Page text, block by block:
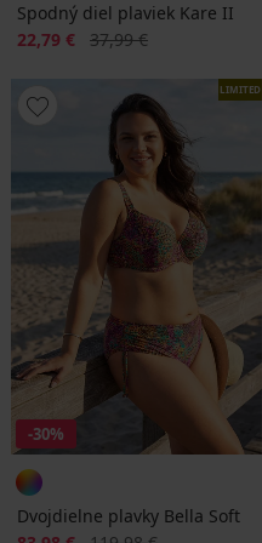
Spodný diel plaviek Kare II
Zľava
22,79 € Pôvodná cena
37,99 €
LIMITED
-30%
Dvojdielne plavky Bella Soft